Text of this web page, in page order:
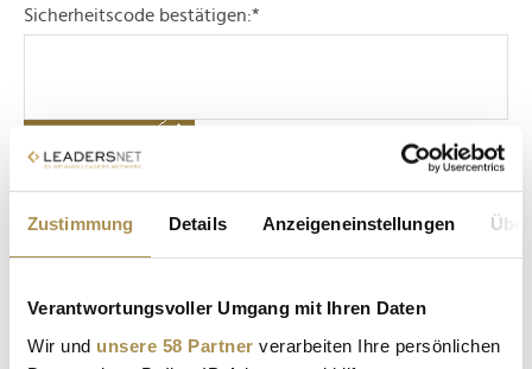
Zustimmung Details Anzeigeneinstellungen
Verantwortungsvoller Umgang mit Ihren Daten
Wir und unsere 58 Partner verarbeiten Ihre persönlichen
Sicherheitscode bestätigen:*